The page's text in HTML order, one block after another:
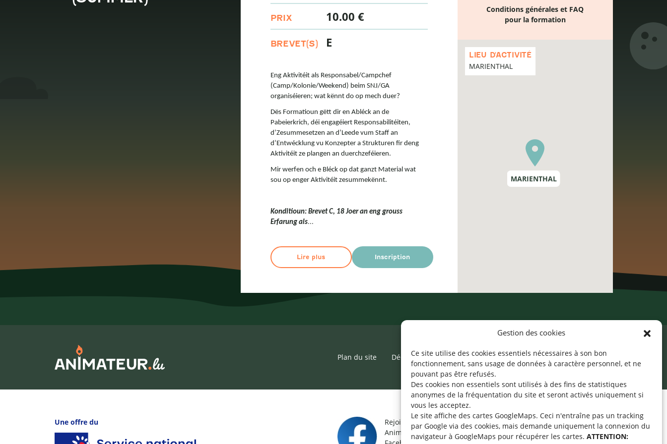
Gestion des cookies
Ce site utilise des cookies essentiels nécessaires à son bon
fonctionnement, sans usage de données à caractère personnel, et ne
pouvant pas être refusés.
Des cookies non essentiels sont utilisés à des fins de statistiques
anonymes de la fréquentation du site et seront activés uniquement si
vous les acceptez.
Le site affiche des cartes GoogleMaps. Ceci n'entraîne pas un tracking
par Google via des cookies, mais demande uniquement la connexion du
navigateur à GoogleMaps pour récupérer les cartes. ATTENTION:
PRIX 10.00 €
BREVET(S) E
Eng Aktivitéit als Responsabel/Campchef
(Camp/Kolonie/Weekend) beim SNJ/GA
organiséieren; wat kënnt do op mech duer?
Dës Formatioun gëtt dir en Abléck an de
Pabeierkrich, déi engagéiert Responsabilitéiten,
d’Zesummesetzen an d’Leede vum Staff an
d’Entwécklung vu Konzepter a Strukturen fir deng
Aktivitéit ze plangen an duerchzeféieren.
Mir werfen och e Bléck op dat ganzt Material wat
sou op enger Aktivitéit zesummekënnt.
Konditioun: Brevet C, 18 Joer an eng grouss
Erfarung als...
Lire plus Inscription
Conditions générales et FAQ
pour la formation
LIEU D'ACTIVITÉ
MARIENTHAL
Passer
carte
MARIENTHAL
Plan du site Déclaration d’accessibilité Mentions légales ©2026 SNJ
Une offre du
Rejoignez le groupe « Aide-Animateur /
Animateur / Aide-Technique » sur